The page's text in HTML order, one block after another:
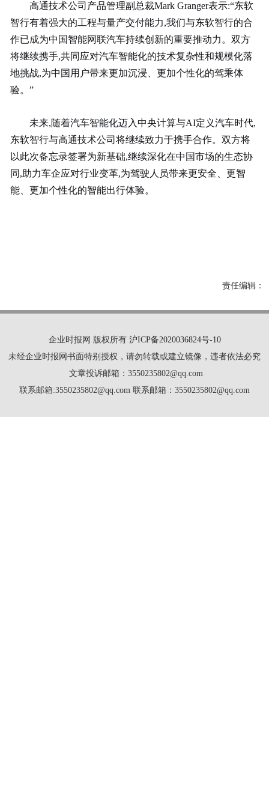
高通技术公司产品管理副总裁Mark Granger表示:“东软
智行有着强大的工程与量产交付能力,我们与东软智行的合
作已成为中国智能网联汽车持续创新的重要推动力。双方
将继续携手,共同应对汽车智能化的技术复杂性和规模化落
地挑战,为中国用户带来更加沉浸、更加个性化的驾乘体
验。”
未来,随着汽车智能化迈入中央计算与AI定义汽车时代,
东软智行与高通技术公司将继续致力于携手合作。双方将
以此次备忘录签署为新基础,继续深化在中国市场的生态协
同,助力车企应对行业变革,为驾驶人员带来更安全、更智
能、更加个性化的智能出行体验。
责任编辑：
企业时报网 版权所有 沪ICP备2020036824号-10
未经企业时报网书面特别授权，请勿转载或建立镜像，违者依法必究
文章投诉邮箱：3550235802@qq.com
联系邮箱:3550235802@qq.com 联系邮箱：3550235802@qq.com